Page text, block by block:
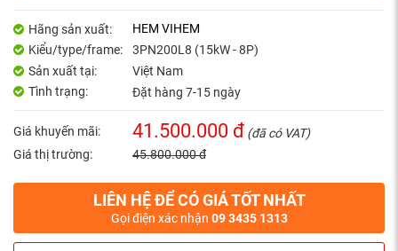
Hãng sản xuất:
HEM VIHEM
Kiểu/type/frame:
3PN200L8 (15kW - 8P)
Sản xuất tại:
Việt Nam
Tình trạng:
Đặt hàng 7-15 ngày
Giá khuyến mãi: 41.500.000 đ (đã có VAT)
Giá thị trường:
45.800.000 đ
LIÊN HỆ ĐỂ CÓ GIÁ TỐT NHẤT
Gọi điện xác nhận 09 3435 1313